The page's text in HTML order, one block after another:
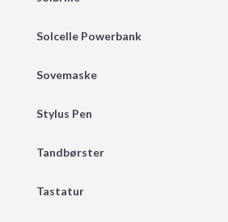
Solcelle Powerbank
Sovemaske
Stylus Pen
Tandbørster
Tastatur